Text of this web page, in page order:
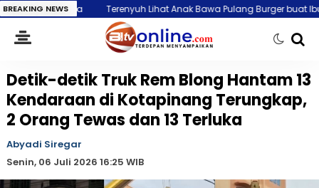
BREAKING NEWS
Terenyuh Lihat Anak Bawa Pulang Burger buat Ibunya, Kepala BGN
Detik-detik Truk Rem Blong Hantam 13
Kendaraan di Kotapinang Terungkap,
2 Orang Tewas dan 13 Terluka
Abyadi Siregar
Senin, 06 Juli 2026 16:25 WIB